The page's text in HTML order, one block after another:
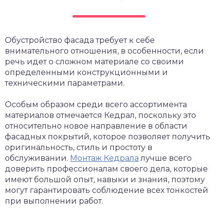
Обустройство фасада требует к себе
внимательного отношения, в особенности, если
речь идет о сложном материале со своими
определенными конструкционными и
техническими параметрами.
Особым образом среди всего ассортимента
материалов отмечается Кедрал, поскольку это
относительно новое направление в области
фасадных покрытий, которое позволяет получить
оригинальность, стиль и простоту в
обслуживании. Монтаж Кедрала лучше всего
доверить профессионалам своего дела, которые
имеют большой опыт, навыки и знания, поэтому
могут гарантировать соблюдение всех тонкостей
при выполнении работ.